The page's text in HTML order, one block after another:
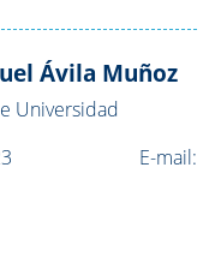
Ávila Muñoz
Universidad
E-mail: